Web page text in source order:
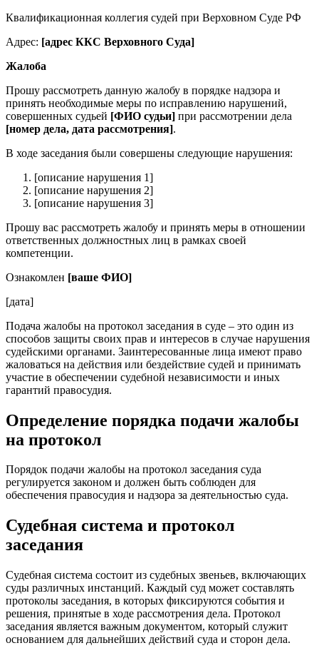
Квалификационная коллегия судей при Верховном Суде РФ
Адрес: [адрес ККС Верховного Суда]
Жалоба
Прошу рассмотреть данную жалобу в порядке надзора и
принять необходимые меры по исправлению нарушений,
совершенных судьей [ФИО судьи] при рассмотрении дела
[номер дела, дата рассмотрения].
В ходе заседания были совершены следующие нарушения:
[описание нарушения 1]
[описание нарушения 2]
[описание нарушения 3]
Прошу вас рассмотреть жалобу и принять меры в отношении
ответственных должностных лиц в рамках своей
компетенции.
Ознакомлен [ваше ФИО]
[дата]
Подача жалобы на протокол заседания в суде – это один из
способов защиты своих прав и интересов в случае нарушения
судейскими органами. Заинтересованные лица имеют право
жаловаться на действия или бездействие судей и принимать
участие в обеспечении судебной независимости и иных
гарантий правосудия.
Определение порядка подачи жалобы
на протокол
Порядок подачи жалобы на протокол заседания суда
регулируется законом и должен быть соблюден для
обеспечения правосудия и надзора за деятельностью суда.
Судебная система и протокол
заседания
Судебная система состоит из судебных звеньев, включающих
суды различных инстанций. Каждый суд может составлять
протоколы заседания, в которых фиксируются события и
решения, принятые в ходе рассмотрения дела. Протокол
заседания является важным документом, который служит
основанием для дальнейших действий суда и сторон дела.